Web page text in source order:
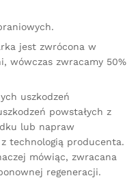
jest zwrócona w
wówczas zwracamy 50%
uszkodzeń
powstałych z
lub napraw
technologią producenta.
mówiąc, zwracana
regeneracji.